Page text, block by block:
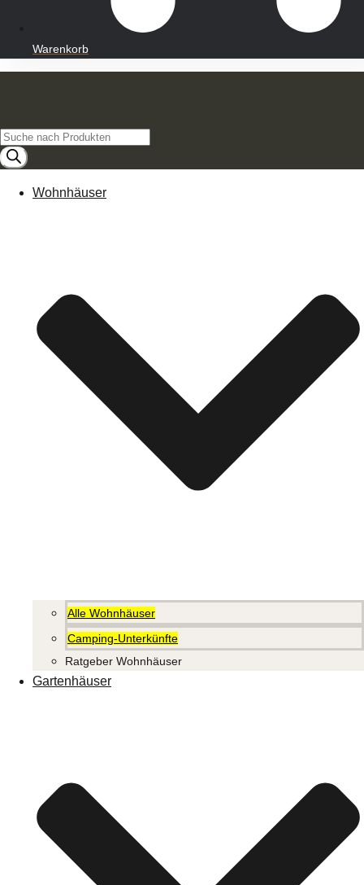
Warenkorb
Products
search
Wohnhäuser
Alle Wohnhäuser
Camping-Unterkünfte
Ratgeber Wohnhäuser
Gartenhäuser